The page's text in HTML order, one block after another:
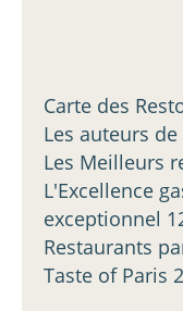
Carte des
Les auteurs
Les Meilleurs
L'Excellence
exceptionnel
Restaurants
Taste of Paris